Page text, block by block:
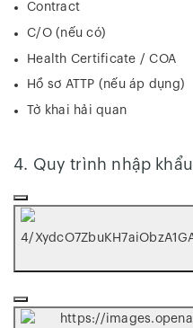
Contract
C/O (nếu có)
Health Certificate / COA
Hồ sơ ATTP (nếu áp dụng)
Tờ khai hải quan
4. Quy trình nhập khẩu